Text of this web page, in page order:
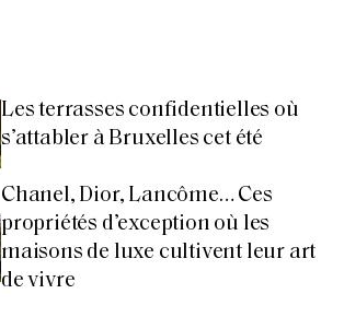
Les terrasses confidentielles où
s’attabler à Bruxelles cet été
Chanel, Dior, Lancôme… Ces
propriétés d’exception où les
maisons de luxe cultivent leur art
de vivre